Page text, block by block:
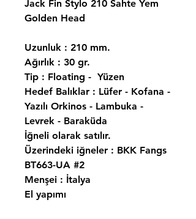
Jack Fin Stylo 210 Sahte Yem
Golden Head
Uzunluk : 210 mm.
Ağırlık : 30 gr.
Tip : Floating - Yüzen
Hedef Balıklar : Lüfer - Kofana -
Yazılı Orkinos - Lambuka -
Levrek - Baraküda
İğneli olarak satılır.
Üzerindeki iğneler : BKK Fangs
BT663-UA #2
Menşei : İtalya
El yapımı